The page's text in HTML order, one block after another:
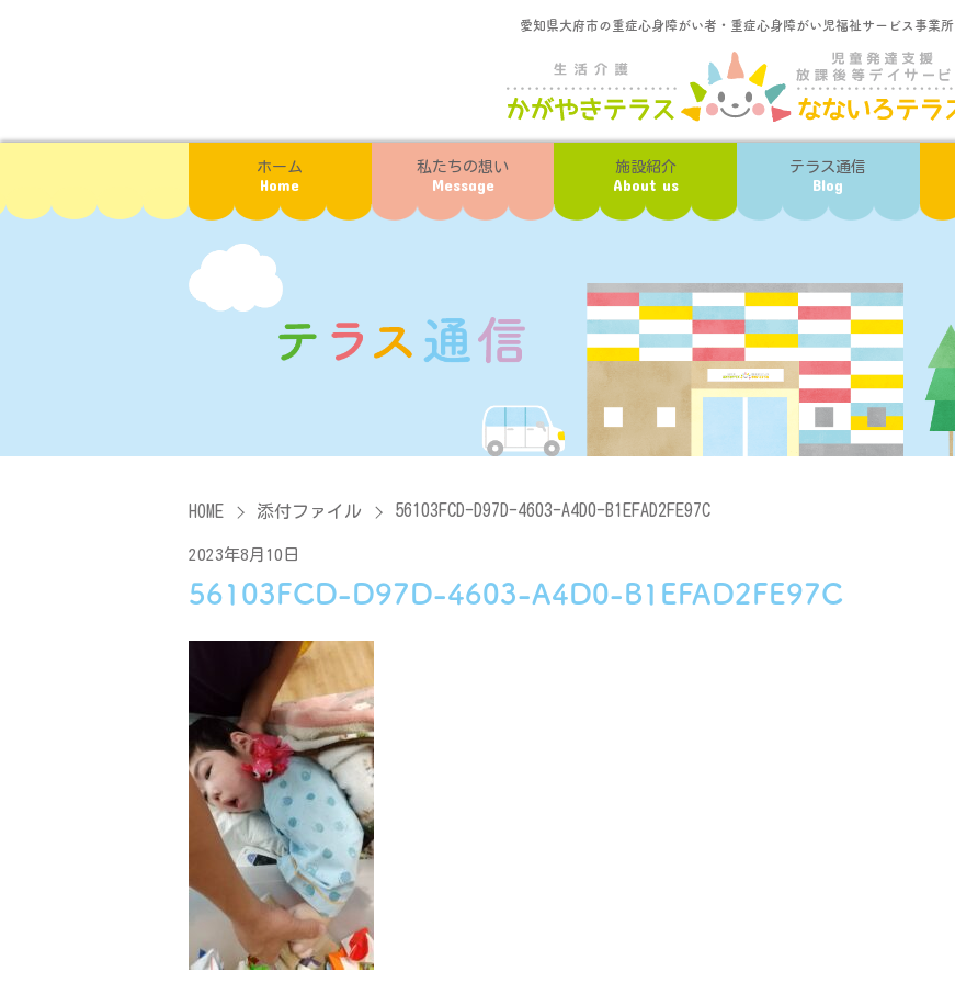
愛知県大府市の重症心身障がい者・重症心身障がい児福祉サービス事業所
ホーム
Home
私たちの想い
Message
施設紹介
About us
テラス通信
Blog
HOME 添付ファイル 56103FCD-D97D-4603-A4D0-B1EFAD2FE97C
2023年8月10日
56103FCD-D97D-4603-A4D0-B1EFAD2FE97C